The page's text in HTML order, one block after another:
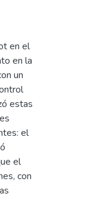
en el
en la
un
estas
el
el
con